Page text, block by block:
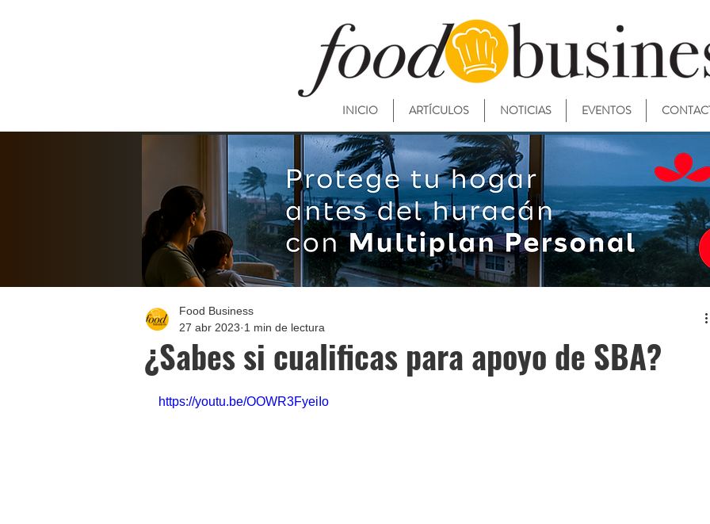
INICIO ARTÍCULOS NOTICIAS EVENTOS
¿Sabes si cualificas para apoyo de SBA?
Food Business
27 abr 2023 1 min de lectura
https://youtu.be/OOWR3FyeiIo